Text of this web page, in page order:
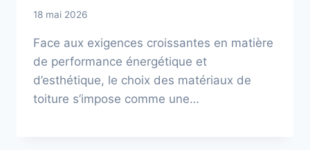
18 mai 2026
Face aux exigences croissantes en matière
de performance énergétique et
d’esthétique, le choix des matériaux de
toiture s’impose comme une…